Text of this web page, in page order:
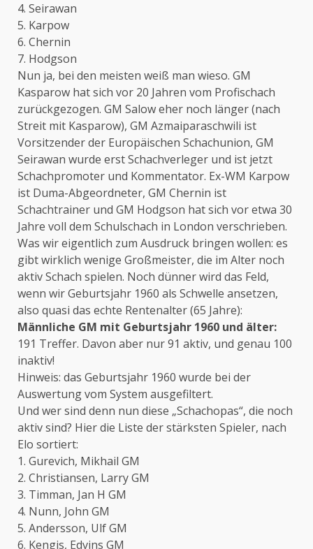
4. Seirawan
5. Karpow
6. Chernin
7. Hodgson
Nun ja, bei den meisten weiß man wieso. GM
Kasparow hat sich vor 20 Jahren vom Profischach
zurückgezogen. GM Salow eher noch länger (nach
Streit mit Kasparow), GM Azmaiparaschwili ist
Vorsitzender der Europäischen Schachunion, GM
Seirawan wurde erst Schachverleger und ist jetzt
Schachpromoter und Kommentator. Ex-WM Karpow
ist Duma-Abgeordneter, GM Chernin ist
Schachtrainer und GM Hodgson hat sich vor etwa 30
Jahre voll dem Schulschach in London verschrieben.
Was wir eigentlich zum Ausdruck bringen wollen: es
gibt wirklich wenige Großmeister, die im Alter noch
aktiv Schach spielen. Noch dünner wird das Feld,
wenn wir Geburtsjahr 1960 als Schwelle ansetzen,
also quasi das echte Rentenalter (65 Jahre):
Männliche GM mit Geburtsjahr 1960 und älter:
191 Treffer. Davon aber nur 91 aktiv, und genau 100
inaktiv!
Hinweis: das Geburtsjahr 1960 wurde bei der
Auswertung vom System ausgefiltert.
Und wer sind denn nun diese „Schachopas“, die noch
aktiv sind? Hier die Liste der stärksten Spieler, nach
Elo sortiert:
1. Gurevich, Mikhail GM
2. Christiansen, Larry GM
3. Timman, Jan H GM
4. Nunn, John GM
5. Andersson, Ulf GM
6. Kengis, Edvins GM